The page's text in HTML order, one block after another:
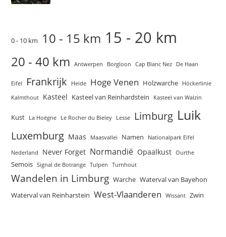
0 - 10 km 10 - 15 km 15 - 20 km
20 - 40 km Antwerpen Borgloon Cap Blanc Nez De Haan
Eifel Frankrijk Heide Hoge Venen Holzwarche
Höckerlinie
Kalmthout
Kasteel Kasteel van Reinhardstein Kasteel van Walzin
Kust La Hoëgne Le Rocher du Bieley Lesse Limburg Luik
Luxemburg Maas Maasvallei Namen Nationalpark Eifel
Nederland Never Forget Normandië Opaalkust Ourthe
Semois Signal de Botrange Tulpen Turnhout
Wandelen in Limburg Warche Waterval van Bayehon
Waterval van Reinharstein West-Vlaanderen Wissant Zwin